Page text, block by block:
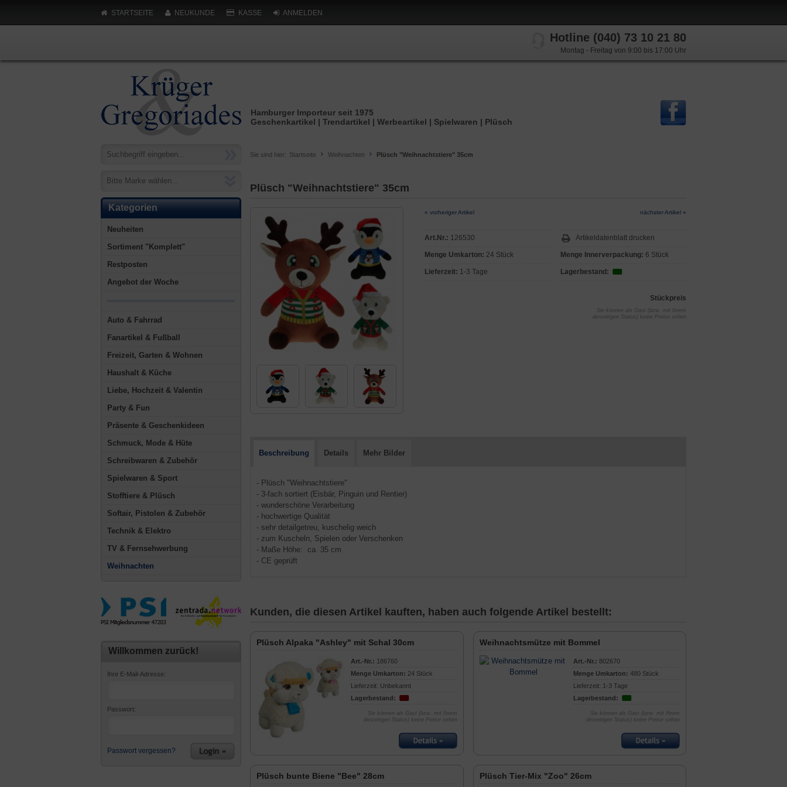
STARTSEITE NEUKUNDE KASSE ANMELDEN
Hotline (040) 73 10 21 80
Montag - Freitag von 9:00 bis 17:00 Uhr
Hamburger Importeur seit 1975
Geschenkartikel | Trendartikel | Werbeartikel | Spielwaren | Plüsch
Bitte Marke wählen...
Kategorien
Neuheiten
Sortiment "Komplett"
Restposten
Angebot der Woche
Auto & Fahrrad
Fanartikel & Fußball
Freizeit, Garten & Wohnen
Haushalt & Küche
Liebe, Hochzeit & Valentin
Party & Fun
Präsente & Geschenkideen
Schmuck, Mode & Hüte
Schreibwaren & Zubehör
Spielwaren & Sport
Stofftiere & Plüsch
Softair, Pistolen & Zubehör
Technik & Elektro
TV & Fernsehwerbung
Weihnachten
Willkommen zurück!
Ihre E-Mail-Adresse:
Passwort:
Passwort vergessen?
Sie sind hier: Startseite Weihnachten Plüsch "Weihnachtstiere" 35cm
Plüsch "Weihnachtstiere" 35cm
« vorheriger Artikel nächster Artikel »
Art.Nr.: 126530
Menge Umkarton: 24 Stück
Lieferzeit: 1-3 Tage
Artikeldatenblatt drucken
Menge Innerverpackung: 6 Stück
Lagerbestand:
Stückpreis
Sie können als Gast (bzw. mit Ihrem
derzeitigen Status) keine Preise sehen
Beschreibung Details Mehr Bilder
- Plüsch "Weihnachtstiere"
- 3-fach sortiert (Eisbär, Pinguin und Rentier)
- wunderschöne Verarbeitung
- hochwertige Qualität
- sehr detailgetreu, kuschelig weich
- zum Kuscheln, Spielen oder Verschenken
- Maße Höhe: ca. 35 cm
- CE geprüft
Kunden, die diesen Artikel kauften, haben auch folgende Artikel bestellt:
Plüsch Alpaka "Ashley" mit Schal 30cm
Art.-Nr.: 186760
Menge Umkarton: 24 Stück
Lieferzeit: Unbekannt
Lagerbestand:
Sie können als Gast (bzw. mit Ihrem
derzeitigen Status) keine Preise sehen
Weihnachtsmütze mit Bommel
Art.-Nr.: 802670
Menge Umkarton: 480 Stück
Lieferzeit: 1-3 Tage
Lagerbestand:
Sie können als Gast (bzw. mit Ihrem
derzeitigen Status) keine Preise sehen
Plüsch bunte Biene "Bee" 28cm Plüsch Tier-Mix "Zoo" 26cm